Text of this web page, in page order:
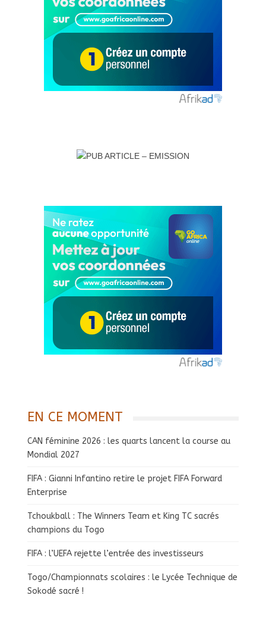
EN CE MOMENT
CAN féminine 2026 : les quarts lancent la course au
Mondial 2027
FIFA : Gianni Infantino retire le projet FIFA Forward
Enterprise
Tchoukball : The Winners Team et King TC sacrés
champions du Togo
FIFA : l’UEFA rejette l’entrée des investisseurs
Togo/Championnats scolaires : le Lycée Technique de
Sokodé sacré !